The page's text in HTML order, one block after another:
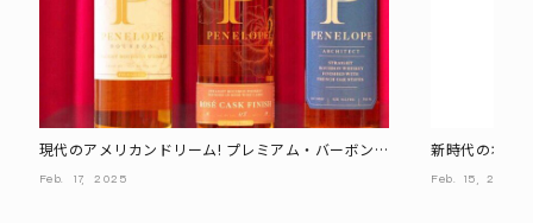
現代のアメリカンドリーム! プレミアム・バーボン
「PENELOPE」(ペネロピ)が日本上陸
Feb. 17, 2025
新時代のオー
デ・ロゼ・オ
Feb. 15, 2025